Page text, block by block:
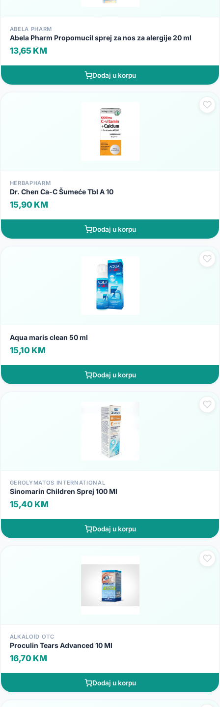
ABELA PHARM
Abela Pharm Propomucil sprej za nos za alergije 20 ml
13,65 KM
Dodaj u korpu
HERBAPHARM
Dr. Chen Ca-C Šumeće Tbl A 10
15,90 KM
Dodaj u korpu
Aqua maris clean 50 ml
15,10 KM
Dodaj u korpu
GEROLYMATOS INTERNATIONAL
Sinomarin Children Sprej 100 Ml
15,40 KM
Dodaj u korpu
ALKALOID OTC
Proculin Tears Advanced 10 Ml
16,70 KM
Dodaj u korpu